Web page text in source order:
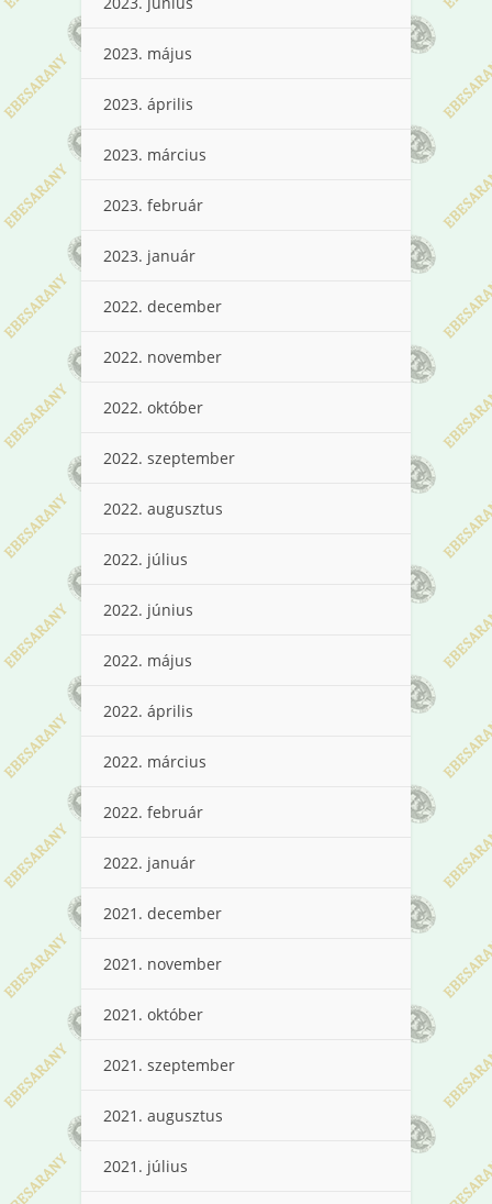
2023. május
2023. április
2023. március
2023. február
2023. január
2022. december
2022. november
2022. október
2022. szeptember
2022. augusztus
2022. július
2022. június
2022. május
2022. április
2022. március
2022. február
2022. január
2021. december
2021. november
2021. október
2021. szeptember
2021. augusztus
2021. július